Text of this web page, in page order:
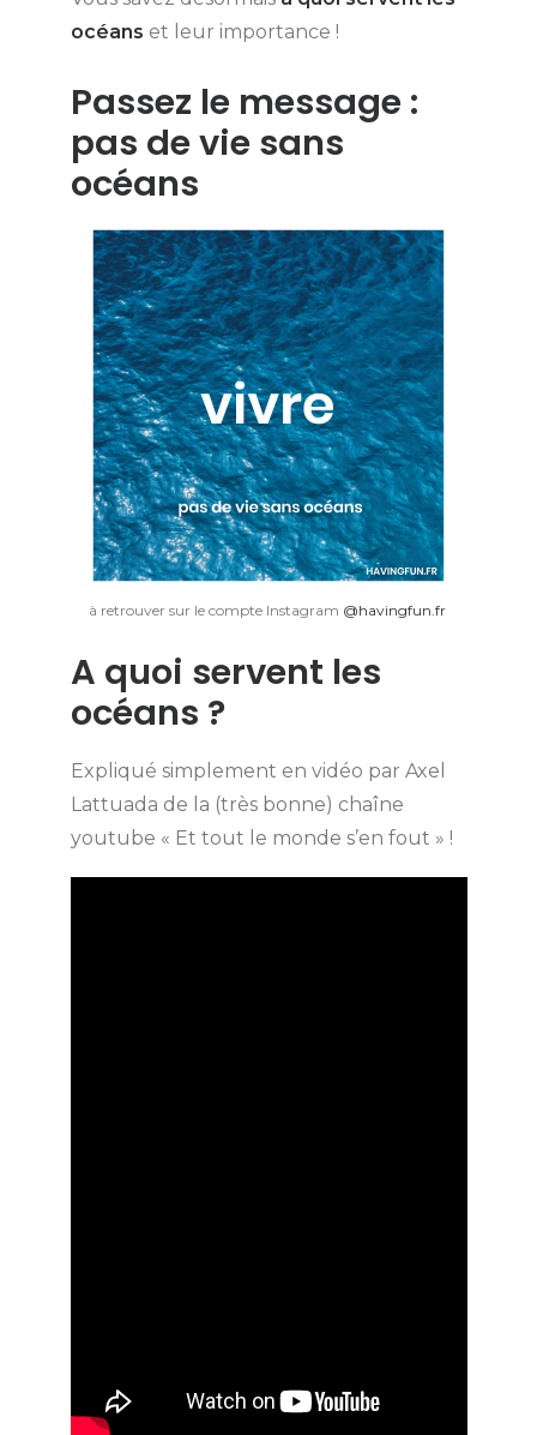
océans et leur importance !
Passez le message :
pas de vie sans
océans
à retrouver sur le compte Instagram @havingfun.fr
A quoi servent les
océans ?
Expliqué simplement en vidéo par Axel
Lattuada de la (très bonne) chaîne
youtube « Et tout le monde s’en fout » !